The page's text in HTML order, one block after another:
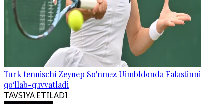
Turk tennischi Zeynep So'nmez Uimbldonda Falastinni
qo‘llab-quvvatladi
TAVSIYA ETILADI